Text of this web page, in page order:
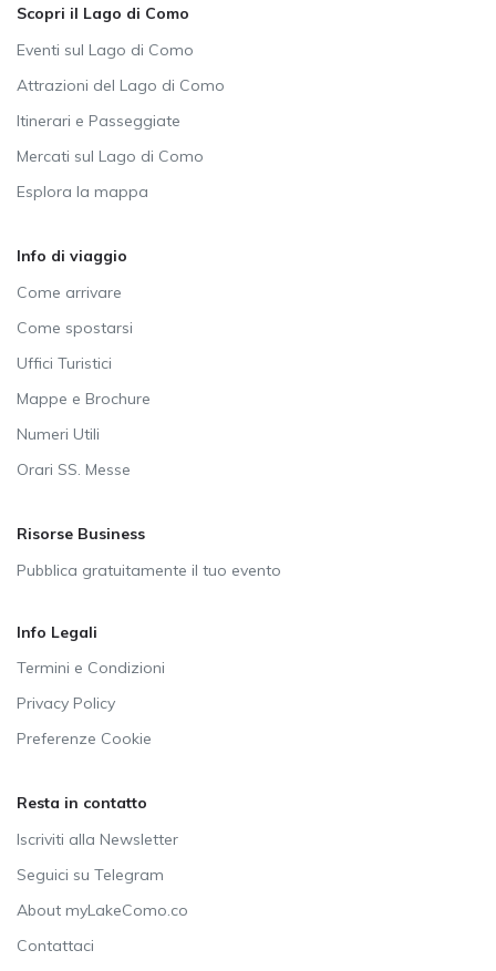
Scopri il Lago di Como
Eventi sul Lago di Como
Attrazioni del Lago di Como
Itinerari e Passeggiate
Mercati sul Lago di Como
Esplora la mappa
Info di viaggio
Come arrivare
Come spostarsi
Uffici Turistici
Mappe e Brochure
Numeri Utili
Orari SS. Messe
Risorse Business
Pubblica gratuitamente il tuo evento
Info Legali
Termini e Condizioni
Privacy Policy
Preferenze Cookie
Resta in contatto
Iscriviti alla Newsletter
Seguici su Telegram
About myLakeComo.co
Contattaci